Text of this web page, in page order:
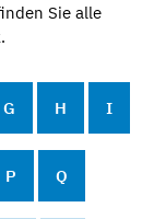
Sie alle
G H I
P Q